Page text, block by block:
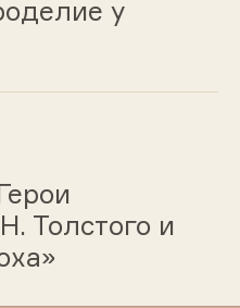
у
Толстого и